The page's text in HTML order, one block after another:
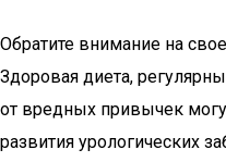
Обратите внимание на
Здоровая диета,
от вредных привычек
развития урологических